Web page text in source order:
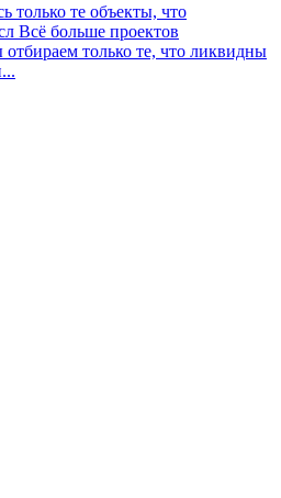
только те объекты, что
Всё больше проектов
только те, что ликвидны